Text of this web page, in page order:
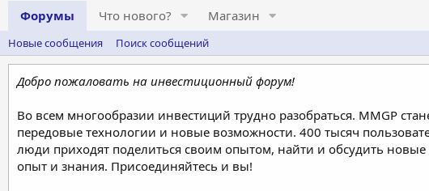
Форумы Что нового? Магазин
Новые сообщения Поиск сообщений
Добро пожаловать на инвестиционный форум!
Во всем многообразии инвестиций трудно разобраться. MMGP
передовые технологии и новые возможности. 400 тысяч
люди приходят поделиться своим опытом, найти и обсудить
опыт и знания. Присоединяйтесь и вы!